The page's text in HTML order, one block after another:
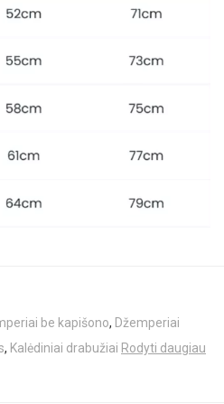
be kapišono, Džemperiai
, Kalėdiniai drabužiai Rodyti daugiau